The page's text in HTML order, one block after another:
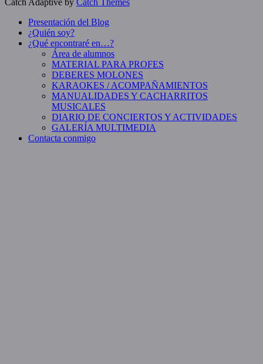
Catch Adaptive by Catch Themes
Presentación del Blog
¿Quién soy?
¿Qué encontraré en…?
Área de alumnos
MATERIAL PARA PROFES
DEBERES MOLONES
KARAOKES / ACOMPAÑAMIENTOS
MANUALIDADES Y CACHARRITOS
MUSICALES
DIARIO DE CONCIERTOS Y ACTIVIDADES
GALERÍA MULTIMEDIA
Contacta conmigo